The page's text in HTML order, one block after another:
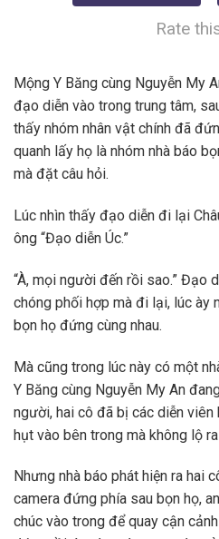
Rate
Mộng Y Băng cùng Nguyễn My
đạo diễn vào trong trung tâm,
thấy nhóm nhân vật chính đã
quanh lấy họ là nhóm nhà báo
mà đặt câu hỏi.
Lúc nhìn thấy đạo diễn đi lại
ông “Đạo diễn Úc.”
“À, mọi người đến rồi sao.” Đạo
chóng phối hợp mà đi lại, lúc ày
bọn họ đứng cùng nhau.
Mà cũng trong lúc này có một
Y Băng cùng Nguyễn My An
người, hai cô đã bị các diễn
hụt vào bên trong mà không lộ
Nhưng nhà báo phát hiện ra hai
camera đứng phía sau bọn họ,
chúc vào trong để quay cận